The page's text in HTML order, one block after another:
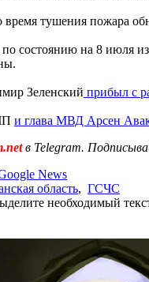
тушения пожара
состоянию на 8 июля
Зеленский прибыл с
и глава МВД Арсен
в Telegram.
News
область, ГСЧС
необходимый